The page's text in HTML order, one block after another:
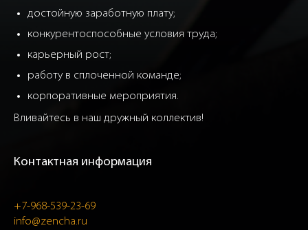
достойную заработную плату;
конкурентоспособные условия труда;
карьерный рост;
работу в сплоченной команде;
корпоративные мероприятия.
Вливайтесь в наш дружный коллектив!
Контактная информация
+7-968-539-23-69
info@zencha.ru